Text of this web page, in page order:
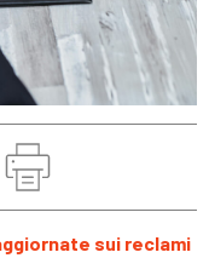
sui reclami